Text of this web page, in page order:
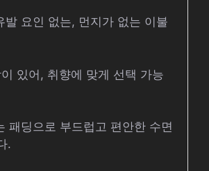
발 요인 없는, 먼지가 없는 이불
있어, 취향에 맞게 선택 가능
패딩으로 부드럽고 편안한 수면
.